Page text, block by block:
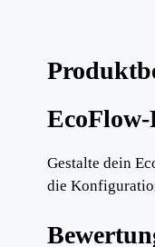
Gestalte dein
die